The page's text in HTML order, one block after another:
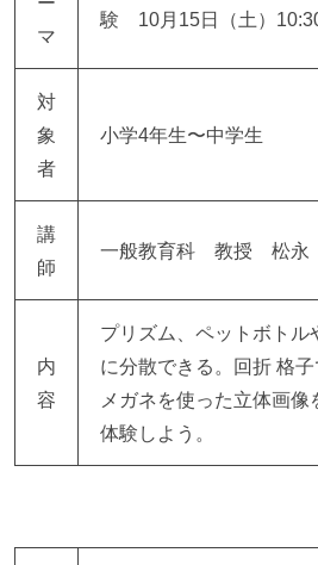
マ
験 10月15日（土）
対
象
者
小学4年生〜中学生
講
師
一般教育科 教授 松
内
容
プリズム、ペットボト
に分散できる。回折 格
メガネを使った立体画
体験しよう。